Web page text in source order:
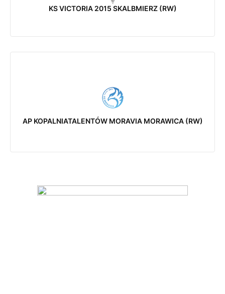
KS VICTORIA 2015 SKALBMIERZ (RW)
AP KOPALNIATALENTÓW MORAVIA MORAWICA (RW)